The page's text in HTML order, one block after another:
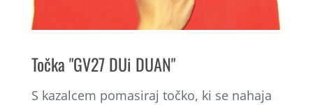
Točka "GV27 DUi DUAN"
S kazalcem pomasiraj točko, ki se nahaja